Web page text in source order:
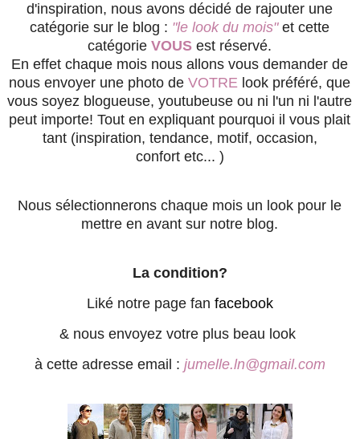
d'inspiration, nous avons décidé de rajouter une
catégorie sur le blog : "le look du mois"et cette
catégorieVOUS est réservé.
En effet chaque mois nous allons vous demander de
nous envoyer une photo deVOTRE look préféré, que
vous soyez blogueuse, youtubeuse ou ni l'un ni l'autre
peut importe! Tout en expliquant pourquoi il vous plait
tant (inspiration, tendance, motif, occasion,
confort etc... )
Nous sélectionnerons chaque mois un look pour le
mettre en avant sur notre blog.
La condition?
Liké notre page fan facebook
& nous envoyez votre plus beau look
à cette adresse email : jumelle.ln@gmail.com